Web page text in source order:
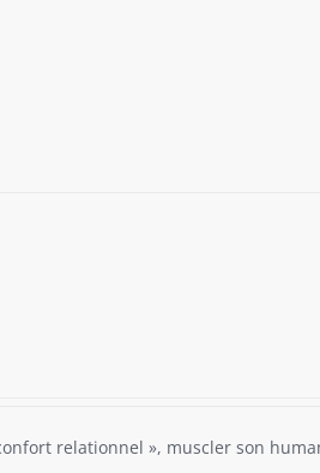
relationnel », muscler son